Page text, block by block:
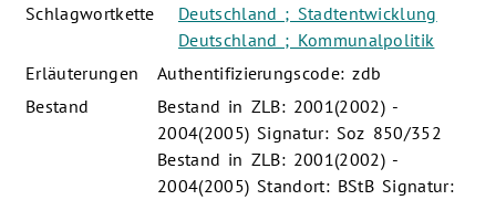
Schlagwortkette
Deutschland ; Stadtentwicklung
Deutschland ; Kommunalpolitik
Erläuterungen
Authentifizierungscode: zdb
Bestand
Bestand in ZLB: 2001(2002) -
2004(2005) Signatur: Soz 850/352
Bestand in ZLB: 2001(2002) -
2004(2005) Standort: BStB Signatur: